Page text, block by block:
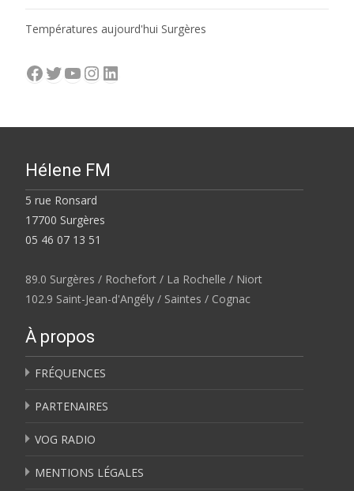
Températures aujourd'hui Surgères
Facebook
Twitter
YouTube
Instagram
LinkedIn
Hélene FM
5 rue Ronsard
17700 Surgères
05 46 07 13 51
89.0 Surgères / Rochefort / La Rochelle / Niort
102.9 Saint-Jean-d'Angély / Saintes / Cognac
À propos
FRÉQUENCES
PARTENAIRES
VOG RADIO
MENTIONS LÉGALES